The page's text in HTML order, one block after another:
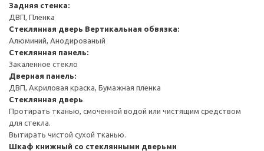
Задняя стенка:
ДВП, Пленка
Стеклянная дверь Вертикальная обвязка:
Алюминий, Анодированый
Стеклянная панель:
Закаленное стекло
Дверная панель:
ДВП, Акриловая краска, Бумажная пленка
Стеклянная дверь
Протирать тканью, смоченной водой или чистящим средством
для стекла.
Вытирать чистой сухой тканью.
Шкаф книжный со стеклянными дверьми